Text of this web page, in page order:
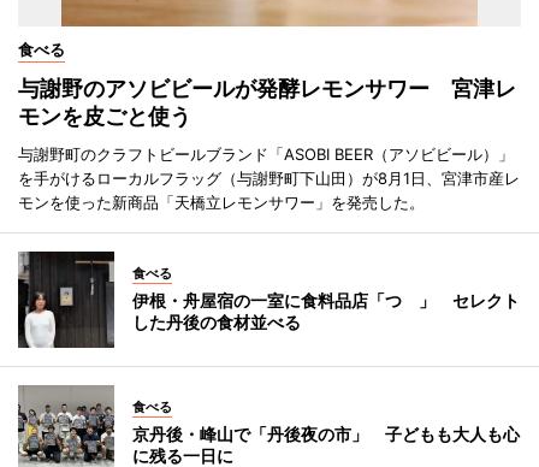
食べる
与謝野のアソビビールが発酵レモンサワー 宮津レ
モンを皮ごと使う
与謝野町のクラフトビールブランド「ASOBI BEER（アソビビール）」
を手がけるローカルフラッグ（与謝野町下山田）が8月1日、宮津市産レ
モンを使った新商品「天橋立レモンサワー」を発売した。
食べる
伊根・舟屋宿の一室に食料品店「つゝ」 セレクト
した丹後の食材並べる
食べる
京丹後・峰山で「丹後夜の市」 子どもも大人も心
に残る一日に